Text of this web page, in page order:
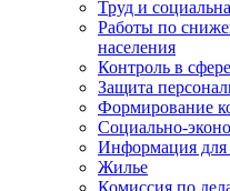
Труд и
Работы по
населения
Контроль в
Защита
Формирование
Социально-
Информация для
Жилье